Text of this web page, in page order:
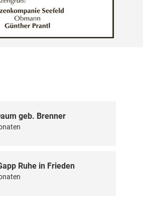
geb. Brenner
Ruhe in Frieden